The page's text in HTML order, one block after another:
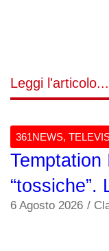
Leggi l'articolo...
361NEWS,
6 Agosto 2026 /